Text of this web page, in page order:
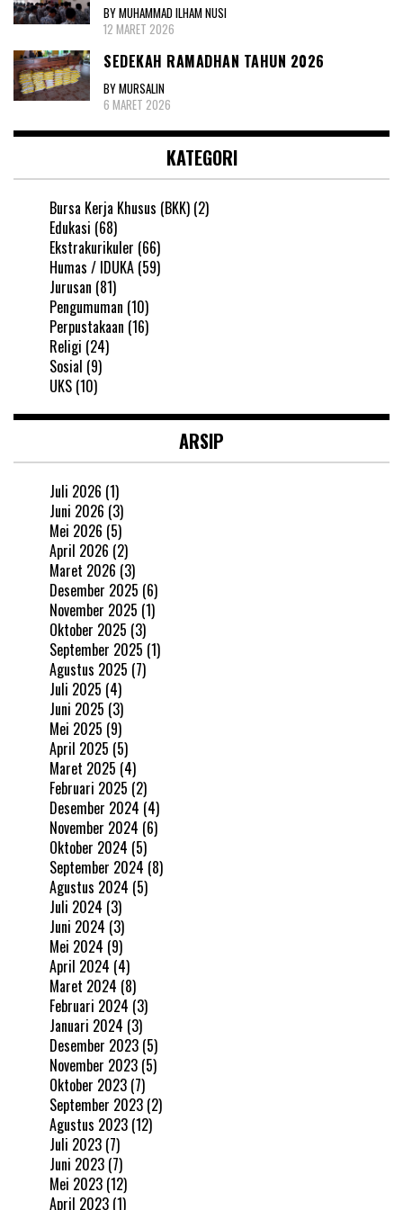
BY MUHAMMAD ILHAM NUSI
12 MARET 2026
SEDEKAH RAMADHAN TAHUN 2026
BY MURSALIN
6 MARET 2026
KATEGORI
Bursa Kerja Khusus (BKK) (2)
Edukasi (68)
Ekstrakurikuler (66)
Humas / IDUKA (59)
Jurusan (81)
Pengumuman (10)
Perpustakaan (16)
Religi (24)
Sosial (9)
UKS (10)
ARSIP
Juli 2026 (1)
Juni 2026 (3)
Mei 2026 (5)
April 2026 (2)
Maret 2026 (3)
Desember 2025 (6)
November 2025 (1)
Oktober 2025 (3)
September 2025 (1)
Agustus 2025 (7)
Juli 2025 (4)
Juni 2025 (3)
Mei 2025 (9)
April 2025 (5)
Maret 2025 (4)
Februari 2025 (2)
Desember 2024 (4)
November 2024 (6)
Oktober 2024 (5)
September 2024 (8)
Agustus 2024 (5)
Juli 2024 (3)
Juni 2024 (3)
Mei 2024 (9)
April 2024 (4)
Maret 2024 (8)
Februari 2024 (3)
Januari 2024 (3)
Desember 2023 (5)
November 2023 (5)
Oktober 2023 (7)
September 2023 (2)
Agustus 2023 (12)
Juli 2023 (7)
Juni 2023 (7)
Mei 2023 (12)
April 2023 (1)